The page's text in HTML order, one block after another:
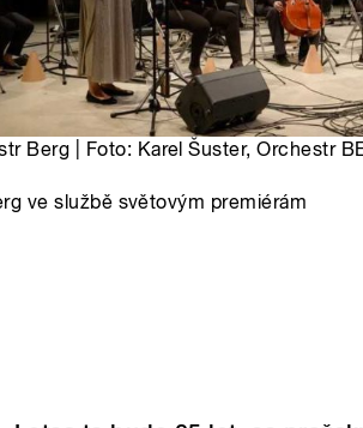
Berg | Foto: Karel Šuster, Orchestr
ve službě světovým premiérám